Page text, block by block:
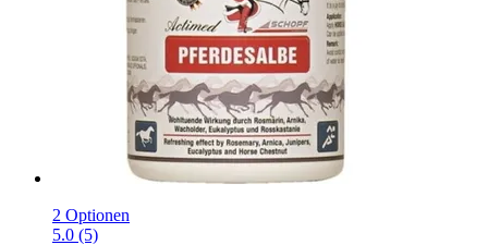
2 Optionen
5.0 (5)